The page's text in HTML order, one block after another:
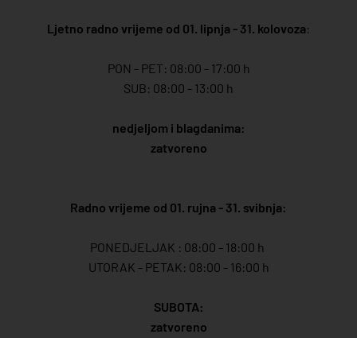
Ljetno radno vrijeme od 01. lipnja - 31. kolovoza:
PON - PET: 08:00 - 17:00 h
SUB: 08:00 - 13:00 h
nedjeljom i blagdanima:
zatvoreno
Radno vrijeme od 01. rujna - 31. svibnja:
PONEDJELJAK : 08:00 - 18:00 h
UTORAK - PETAK: 08:00 - 16:00 h
SUBOTA:
zatvoreno